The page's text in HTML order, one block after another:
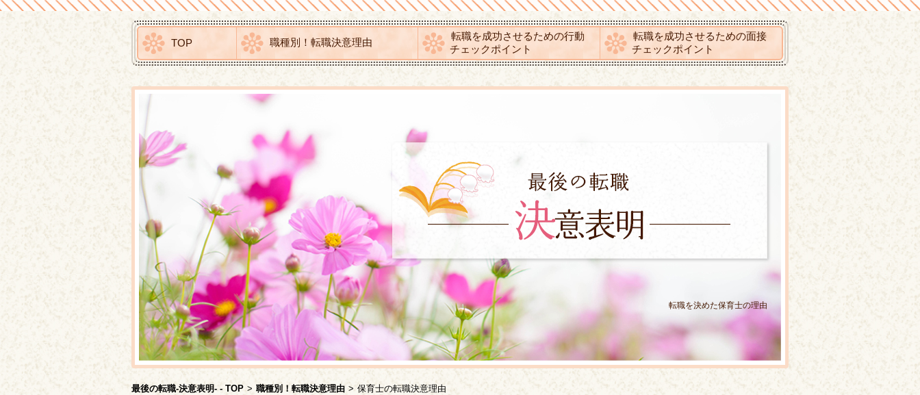
TOP 職種別！転職決意理由
転職を成功させるための行動
チェックポイント
転職を成功させるための面接
チェックポイント
転職を決めた保育士の理由
最後の転職-決意表明- - TOP > 職種別！転職決意理由 > 保育士の転職決意理由